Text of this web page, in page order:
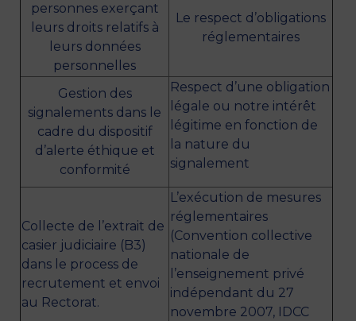
personnes exerçant
leurs droits relatifs à
leurs données
personnelles
Le respect d’obligations
réglementaires
Gestion des
signalements dans le
cadre du dispositif
d’alerte éthique et
conformité
Respect d’une obligation
légale ou notre intérêt
légitime en fonction de
la nature du
signalement
Collecte de l’extrait de
casier judiciaire (B3)
dans le process de
recrutement et envoi
au Rectorat.
L’exécution de mesures
réglementaires
(Convention collective
nationale de
l’enseignement privé
indépendant du 27
novembre 2007, IDCC